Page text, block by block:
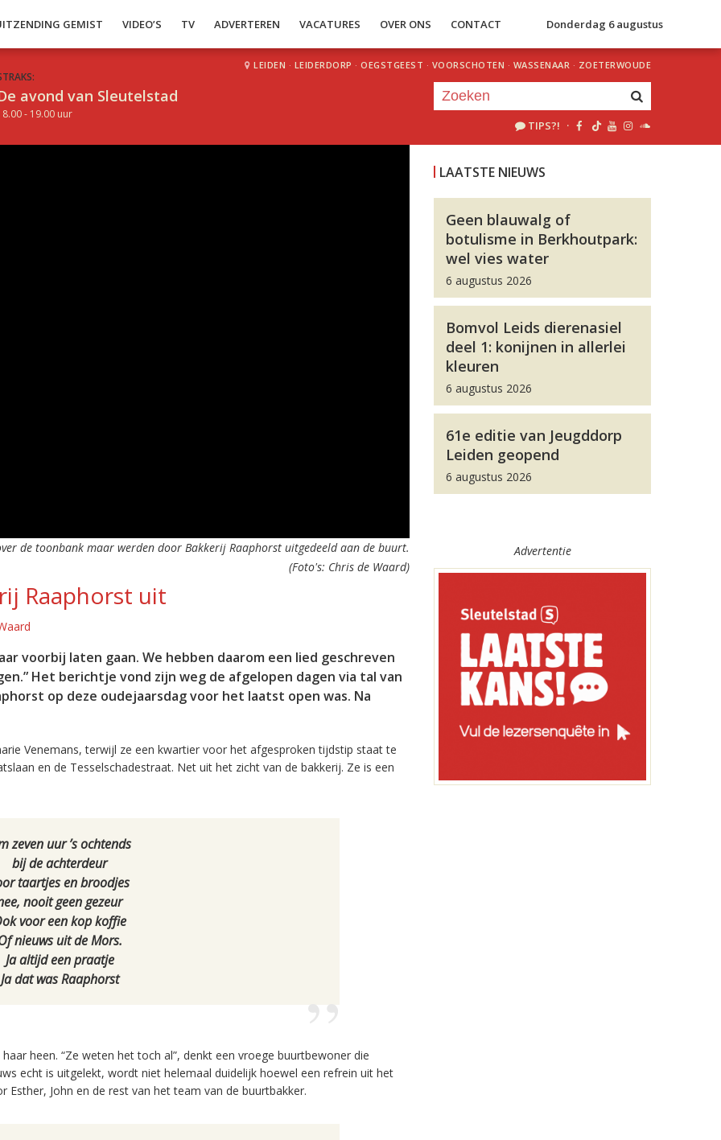
GEMIST VIDEO’S TV ADVERTEREN VACATURES OVER ONS CONTACT Donderdag 6 augustus
avond van Sleutelstad
- 19.00 uur
LEIDEN · LEIDERDORP · OEGSTGEEST · VOORSCHOTEN · WASSENAAR · ZOETERWOUDE
TIPS?! ·
de toonbank maar werden door Bakkerij Raaphorst uitgedeeld aan de buurt.
(Foto's: Chris de Waard)
Raaphorst uit
voorbij laten gaan. We hebben daarom een lied geschreven
Het berichtje vond zijn weg de afgelopen dagen via tal van
op deze oudejaarsdag voor het laatst open was. Na
Venemans, terwijl ze een kwartier voor het afgesproken tijdstip staat te
en de Tesselschadestraat. Net uit het zicht van de bakkerij. Ze is een
zeven uur ’s ochtends
bij de achterdeur
taartjes en broodjes
nooit geen gezeur
voor een kop koffie
nieuws uit de Mors.
Ja altijd een praatje
Ja dat was Raaphorst
heen. “Ze weten het toch al”, denkt een vroege buurtbewoner die
echt is uitgelekt, wordt niet helemaal duidelijk hoewel een refrein uit het
John en de rest van het team van de buurtbakker.
LAATSTE NIEUWS
Geen blauwalg of
botulisme in Berkhoutpark:
wel vies water
6 augustus 2026
Bomvol Leids dierenasiel
deel 1: konijnen in allerlei
kleuren
6 augustus 2026
61e editie van Jeugddorp
Leiden geopend
6 augustus 2026
Advertentie